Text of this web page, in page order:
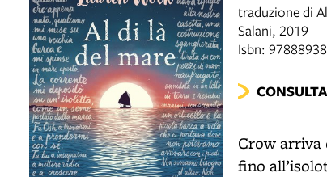
traduzione di
Salani, 2019
Isbn:
Crow arriva
fino